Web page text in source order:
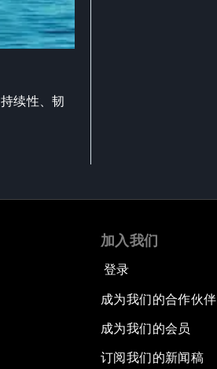
续性、韧
加入我们
登录
成为我们的合作伙伴
成为我们的会员
订阅我们的新闻稿